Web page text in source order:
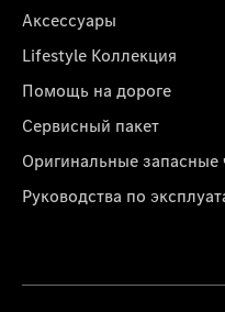
Аксессуары
Lifestyle Коллекция
Помощь на дороге
Сервисный пакет
Оригинальные запасные
Руководства по